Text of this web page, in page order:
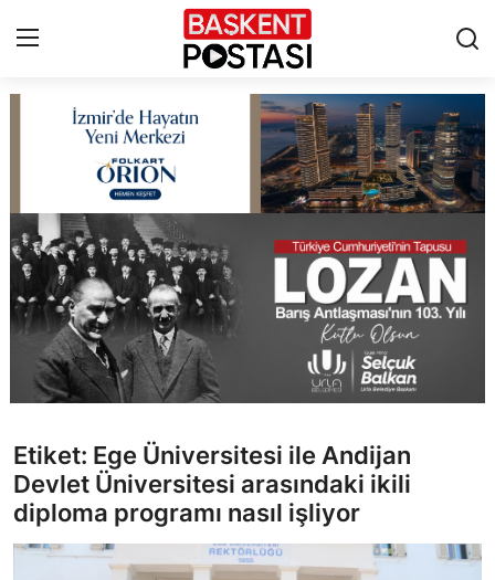
Çerez Politikası
Künye
Ankara
TBMM
Cumhurbaşkanlığı
Bakanlıklar
Siyasi Partiler
Etiket: Ege Üniversitesi ile Andijan
Devlet Üniversitesi arasındaki ikili
diploma programı nasıl işliyor